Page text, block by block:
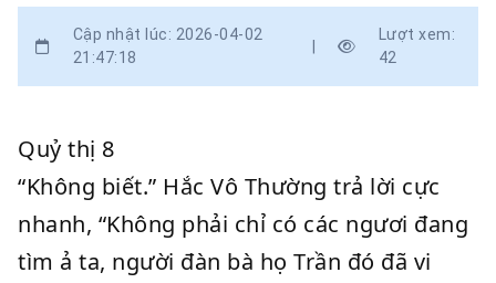
Cập nhật lúc: 2026-04-02
21:47:18
|
Lượt xem:
42
Quỷ thị 8
“Không biết.” Hắc Vô Thường trả lời cực
nhanh, “Không phải chỉ có các ngươi đang
tìm ả ta, người đàn bà họ Trần đó đã vi